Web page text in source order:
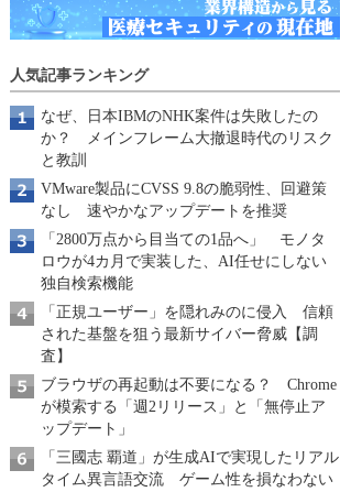
人気記事ランキング
なぜ、日本IBMのNHK案件は失敗したの
か？ メインフレーム大撤退時代のリスク
と教訓
VMware製品にCVSS 9.8の脆弱性、回避策
なし 速やかなアップデートを推奨
「2800万点から目当ての1品へ」 モノタ
ロウが4カ月で実装した、AI任せにしない
独自検索機能
「正規ユーザー」を隠れみのに侵入 信頼
された基盤を狙う最新サイバー脅威【調
査】
ブラウザの再起動は不要になる？ Chrome
が模索する「週2リリース」と「無停止ア
ップデート」
「三國志 覇道」が生成AIで実現したリアル
タイム異言語交流 ゲーム性を損なわない